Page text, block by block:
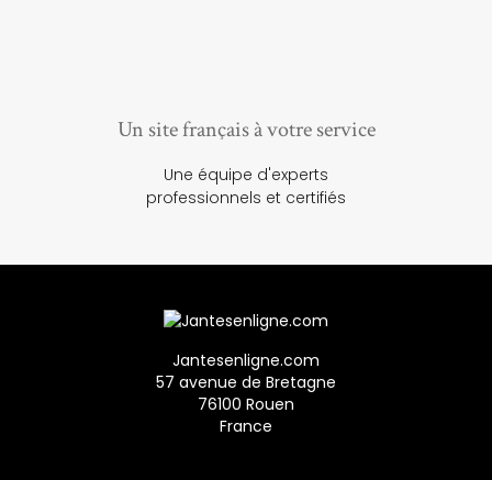
Un site français à votre service
Une équipe d'experts
professionnels et certifiés
Jantesenligne.com
57 avenue de Bretagne
76100 Rouen
France